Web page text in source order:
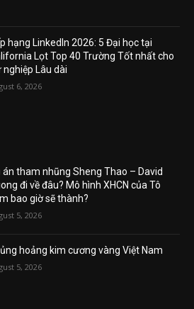
hạng LinkedIn 2026: 5 Đại học tại
Lọt Top 40 Trường Tốt nhất cho
nghiệp Lâu dài
6, 2026
án tham nhũng Sheng Thao – David
đi về đâu? Mô hình XHCN của Tô
bao giờ sẽ thành?
5, 2026
hoảng kim cương vàng Việt Nam
5, 2026